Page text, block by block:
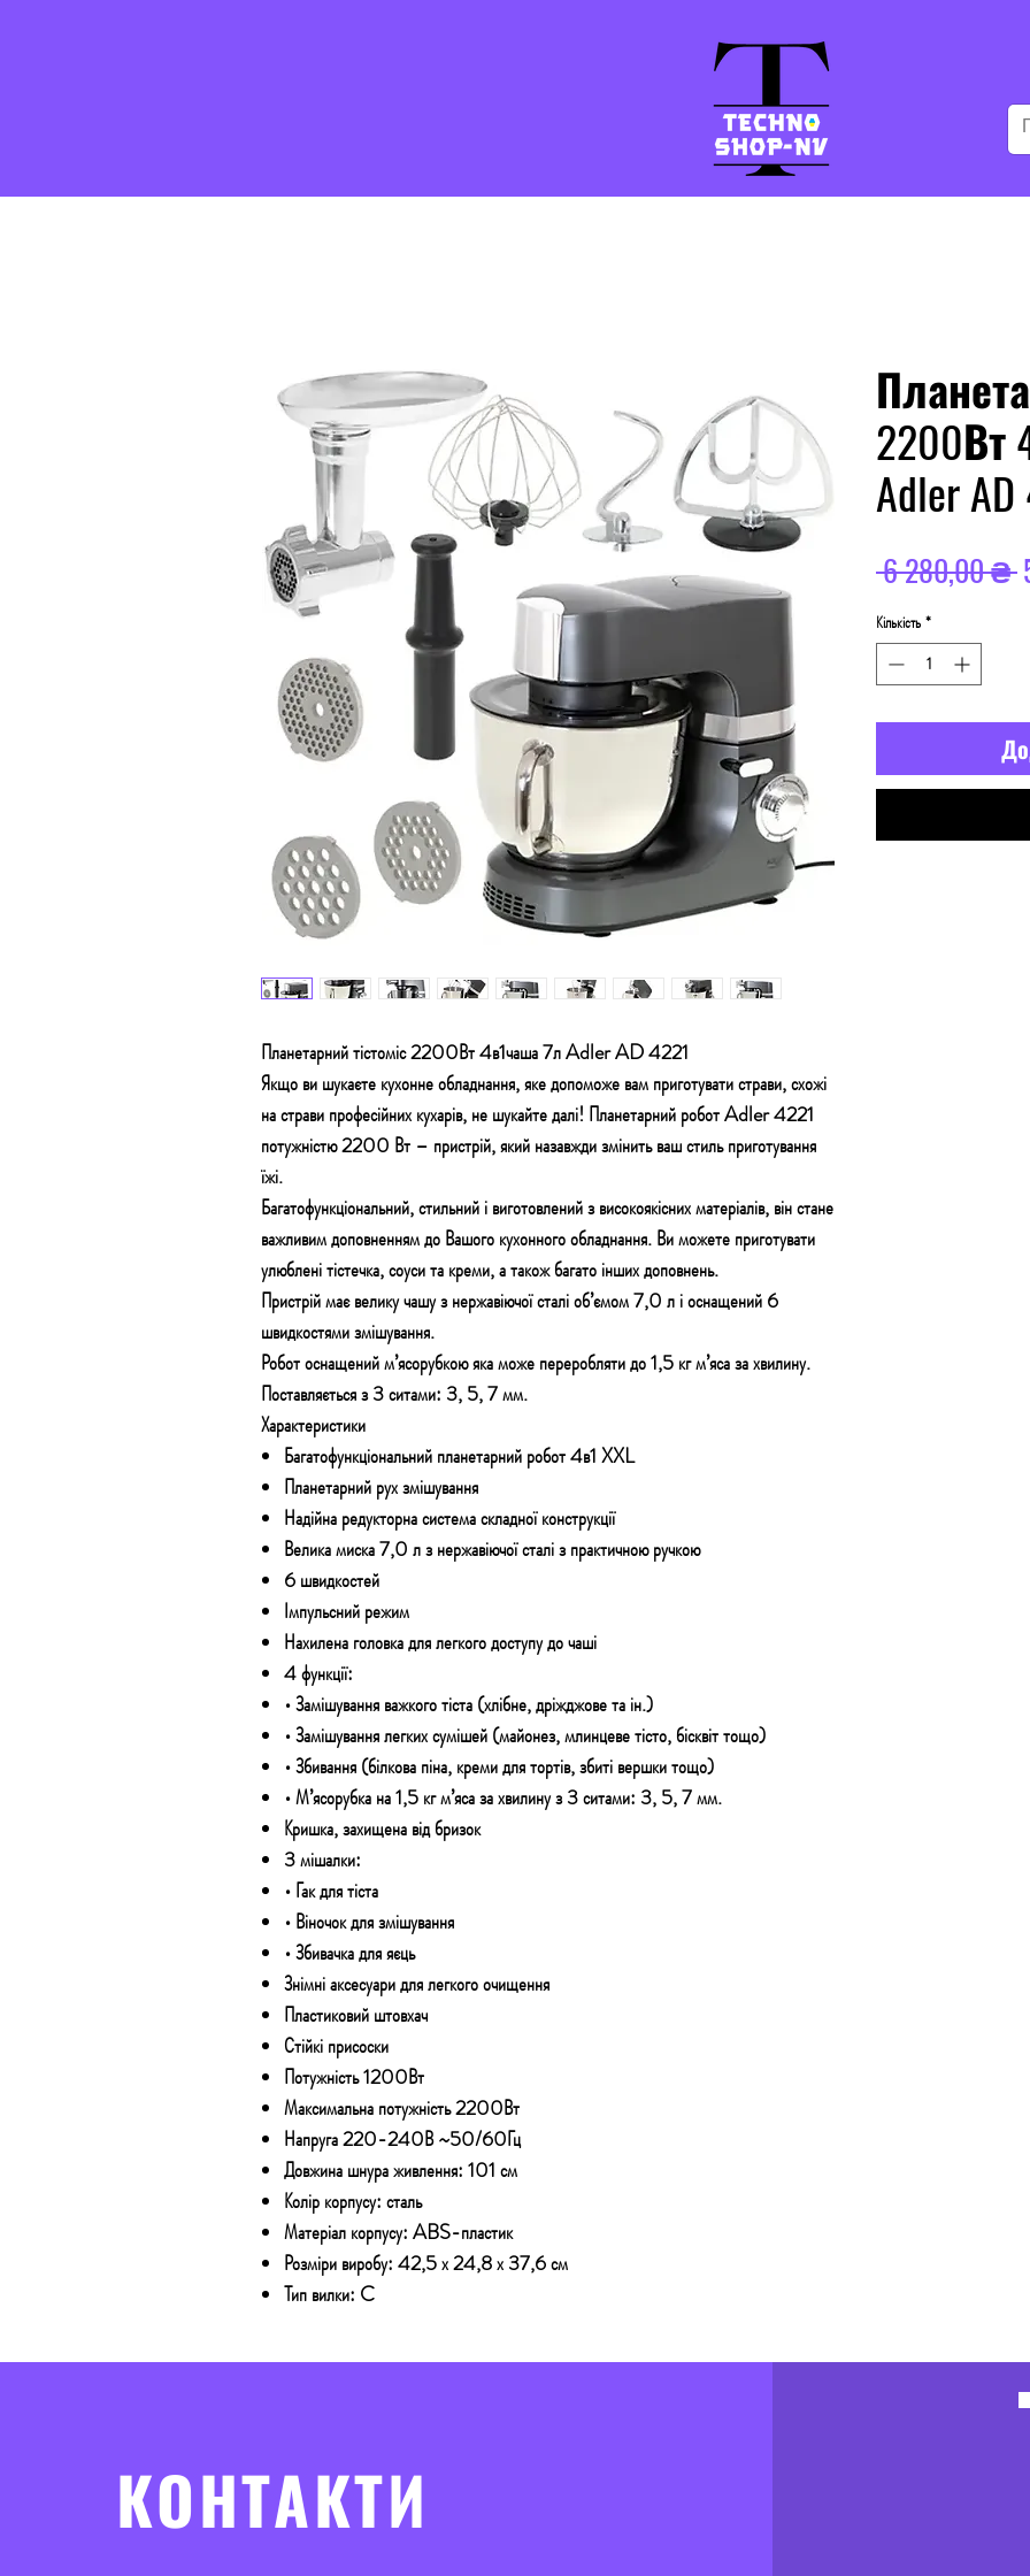
Планетарний тістоміс 2200Вт 4в1чаша 7л Adler AD 4221
Якщо ви шукаєте кухонне обладнання, яке допоможе вам приготувати страви, схожі
на страви професійних кухарів, не шукайте далі! Планетарний робот Adler 4221
потужністю 2200 Вт – пристрій, який назавжди змінить ваш стиль приготування
їжі.
Багатофункціональний, стильний і виготовлений з високоякісних матеріалів, він стане
важливим доповненням до Вашого кухонного обладнання. Ви можете приготувати
улюблені тістечка, соуси та креми, а також багато інших доповнень.
Пристрій має велику чашу з нержавіючої сталі об’ємом 7,0 л і оснащений 6
швидкостями змішування.
Робот оснащений м’ясорубкою яка може переробляти до 1,5 кг м’яса за хвилину.
Поставляється з 3 ситами: 3, 5, 7 мм.
Характеристики
Багатофункціональний планетарний робот 4в1 XXL
Планетарний рух змішування
Надійна редукторна система складної конструкції
Велика миска 7,0 л з нержавіючої сталі з практичною ручкою
6 швидкостей
Імпульсний режим
Нахилена головка для легкого доступу до чаші
4 функції:
• Замішування важкого тіста (хлібне, дріжджове та ін.)
• Замішування легких сумішей (майонез, млинцеве тісто, бісквіт тощо)
• Збивання (білкова піна, креми для тортів, збиті вершки тощо)
• М’ясорубка на 1,5 кг м’яса за хвилину з 3 ситами: 3, 5, 7 мм.
Кришка, захищена від бризок
3 мішалки:
• Гак для тіста
• Віночок для змішування
• Збивачка для яєць
Знімні аксесуари для легкого очищення
Пластиковий штовхач
Стійкі присоски
Потужність 1200Вт
Максимальна потужність 2200Вт
Напруга 220-240В ~50/60Гц
Довжина шнура живлення: 101 см
Колір корпусу: сталь
Матеріал корпусу: ABS-пластик
Розміри виробу: 42,5 х 24,8 х 37,6 см
Тип вилки: C
2200Вт
Adler AD
6 280,00 ₴
Кількість *
КОНТАКТИ